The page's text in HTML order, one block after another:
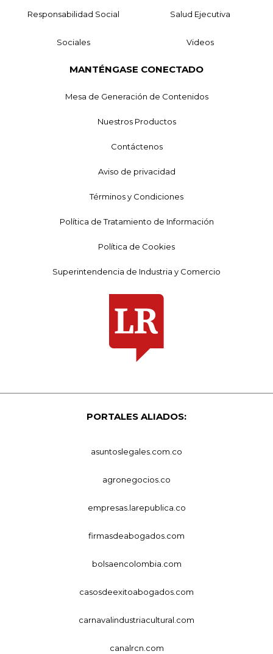
Responsabilidad Social Salud Ejecutiva
Sociales Videos
MANTÉNGASE CONECTADO
Mesa de Generación de Contenidos
Nuestros Productos
Contáctenos
Aviso de privacidad
Términos y Condiciones
Política de Tratamiento de Información
Política de Cookies
Superintendencia de Industria y Comercio
PORTALES ALIADOS:
asuntoslegales.com.co
agronegocios.co
empresas.larepublica.co
firmasdeabogados.com
bolsaencolombia.com
casosdeexitoabogados.com
carnavalindustriacultural.com
canalrcn.com